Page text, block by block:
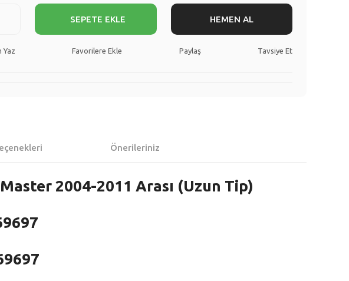
SEPETE EKLE HEMEN AL
Yaz Paylaş Tavsiye Et
Önerileriniz
2004-2011 Arası (Uzun Tip)